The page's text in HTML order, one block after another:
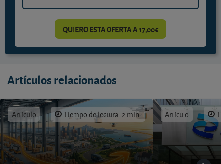
QUIERO ESTA OFERTA A 17,00€
Artículos relacionados
Artículo Tiempo de lectura: 2 min. Artículo